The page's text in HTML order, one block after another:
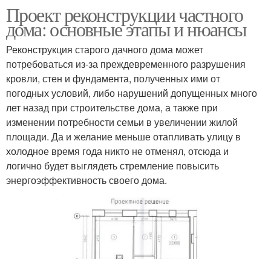
Проект реконструкции частного
дома: основные этапы и нюансы
Реконструкция старого дачного дома может
потребоваться из-за преждевременного разрушения
кровли, стен и фундамента, полученных ими от
погодных условий, либо нарушений допущенных много
лет назад при строительстве дома, а также при
изменении потребности семьи в увеличении жилой
площади. Да и желание меньше отапливать улицу в
холодное время года никто не отменял, отсюда и
логично будет выглядеть стремление повысить
энергоэффективность своего дома.